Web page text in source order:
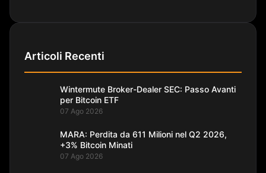
Articoli Recenti
Wintermute Broker-Dealer SEC: Passo Avanti
per Bitcoin ETF
07 Ago 2026
MARA: Perdita da 611 Milioni nel Q2 2026,
+3% Bitcoin Minati
07 Ago 2026